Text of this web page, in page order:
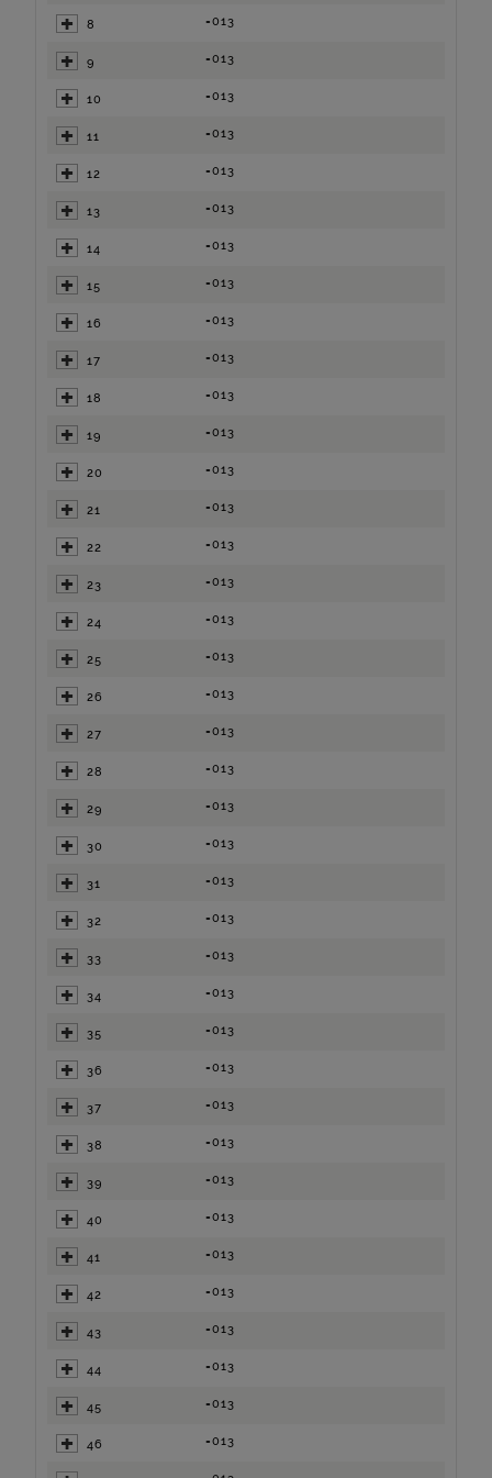
8 =013
9 =013
10 =013
11 =013
12 =013
13 =013
14 =013
15 =013
16 =013
17 =013
18 =013
19 =013
20 =013
21 =013
22 =013
23 =013
24 =013
25 =013
26 =013
27 =013
28 =013
29 =013
30 =013
31 =013
32 =013
33 =013
34 =013
35 =013
36 =013
37 =013
38 =013
39 =013
40 =013
41 =013
42 =013
43 =013
44 =013
45 =013
46 =013